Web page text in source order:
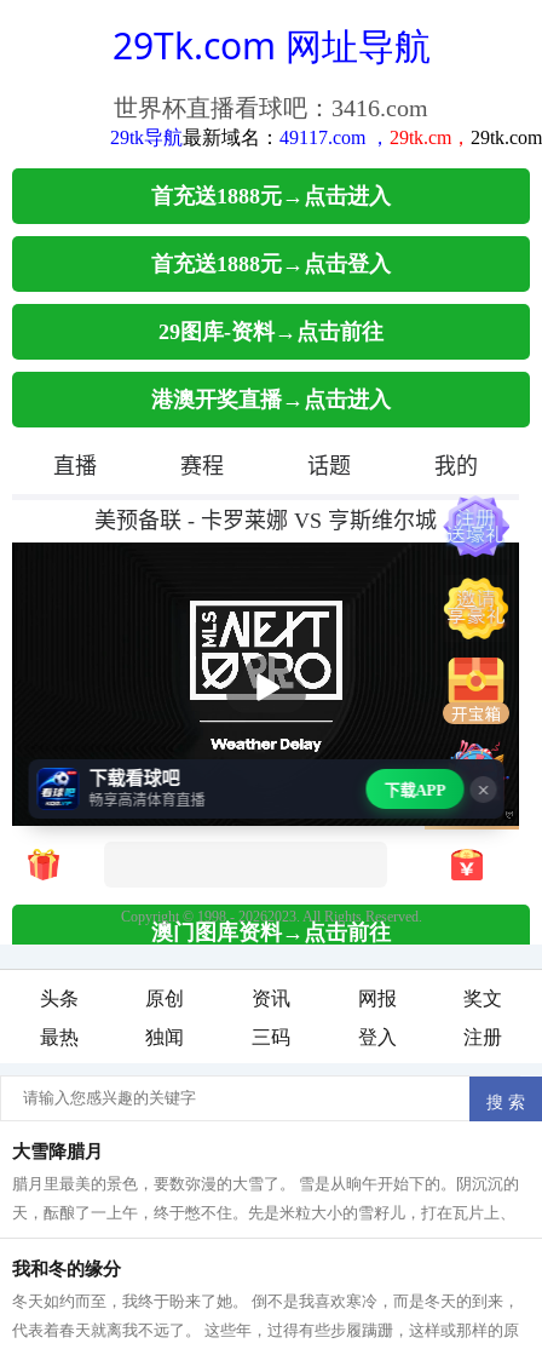
头条 原创 资讯 网报
奖文
最热
独闻 三码 登入 注册
大雪降腊月
腊月里最美的景色，要数弥漫的大雪了。 雪是从晌午开始下的。阴沉沉的
天，酝酿了一上午，终于憋不住。先是米粒大小的雪籽儿，打在瓦片上、
枯枝上，沙沙作响。接着，雪籽中夹带...
我和冬的缘分
冬天如约而至，我终于盼来了她。 倒不是我喜欢寒冷，而是冬天的到来，
代表着春天就离我不远了。 这些年，过得有些步履蹒跚，这样或那样的原